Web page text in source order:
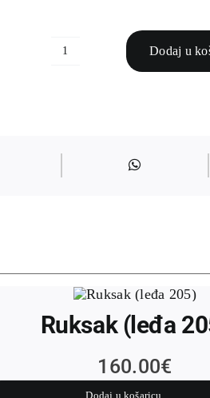
Dodaj u
Ruksak (leđa
160.00€
Dodaj u košaricu